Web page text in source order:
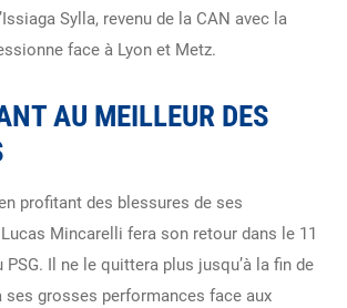
Sylla, revenu de la CAN avec la
face à Lyon et Metz.
AU MEILLEUR DES
profitant des blessures de ses
Mincarelli fera son retour dans le 11
PSG. Il ne le quittera plus jusqu’à la fin de
ses grosses performances face aux